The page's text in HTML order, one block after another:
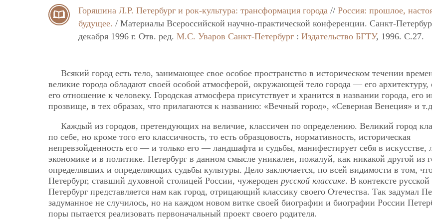
Горяшина Л.Р. Петербург и рок-культура: трансформация города // Россия: прошлое,
будущее. / Материалы Всероссийской научно-практической конференции. Санкт-
декабря 1996 г. Отв. ред. М.С. Уваров Санкт-Петербург : Издательство БГТУ, 1996. C.27.
Всякий город есть тело, занимающее свое особое пространство в историческом течении
великие города обладают своей особой атмосферой, окружающей тело города — его архитектуру,
его отношение к человеку. Городская атмосфера присутствует и хранится в названии города, его
прозвище, в тех образах, что прилагаются к названию: «Вечный город», «Северная Венеция» и
Каждый из городов, претендующих на величие, классичен по определению. Великий город
по себе, но кроме того его классичность, то есть образцовость, нормативность, историческая
непревзойденность его — и только его — ландшафта и судьбы, манифестирует себя в искусстве,
экономике и в политике. Петербург в данном смысле уникален, пожалуй, как никакой другой из
определявших и определяющих судьбы культуры. Дело заключается, по всей видимости в том,
Петербург, ставший духовной столицей России, чужероден русской классике. В контексте
Петербург представляется нам как город, отрицающий классику своего Отечества. Так задумал
задуманное не случилось, но на каждом новом витке своей биографии и биографии России
поры пытается реализовать первоначальный проект своего родителя.